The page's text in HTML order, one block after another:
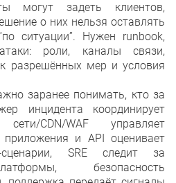
могут задеть клиентов,
о них нельзя оставлять
ситуации”. Нужен runbook,
роли, каналы связи,
разрешённых мер и условия
заранее понимать, кто за
инцидента координирует
CDN/WAF управляет
и API оценивает
SRE следит за
безопасность